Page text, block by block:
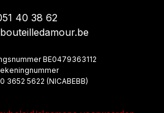
40 38 62
BE0479363112
3652 5622 (NICABEBB)